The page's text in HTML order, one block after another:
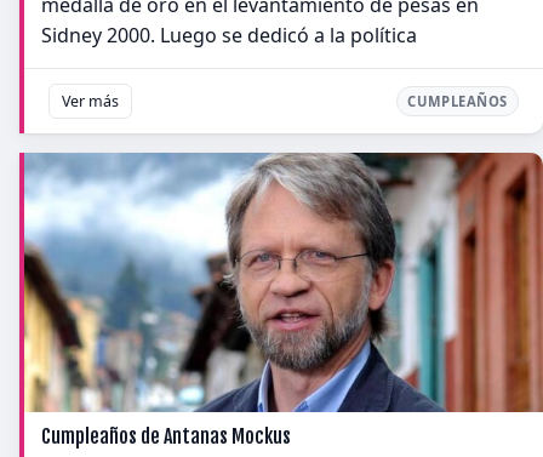
Sidney 2000. Luego se dedicó a la política
Ver más CUMPLEAÑOS
Cumpleaños de Antanas Mockus